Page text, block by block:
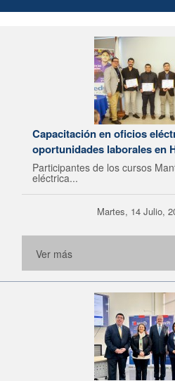
Capacitación en oficios
oportunidades laborales en
Participantes de los cursos
eléctrica...
Martes, 14 Julio,
Ver más